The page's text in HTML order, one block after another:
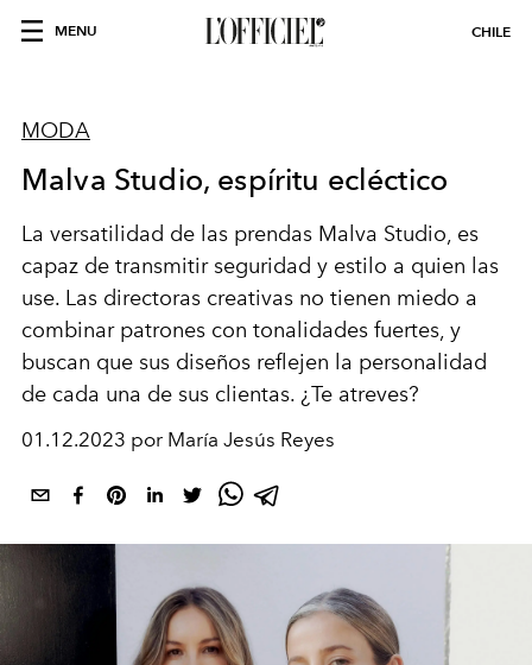
MENU CHILE
MODA
Malva Studio, espíritu ecléctico
La versatilidad de las prendas Malva Studio, es
capaz de transmitir seguridad y estilo a quien las
use. Las directoras creativas no tienen miedo a
combinar patrones con tonalidades fuertes, y
buscan que sus diseños reflejen la personalidad
de cada una de sus clientas. ¿Te atreves?
01.12.2023 por María Jesús Reyes